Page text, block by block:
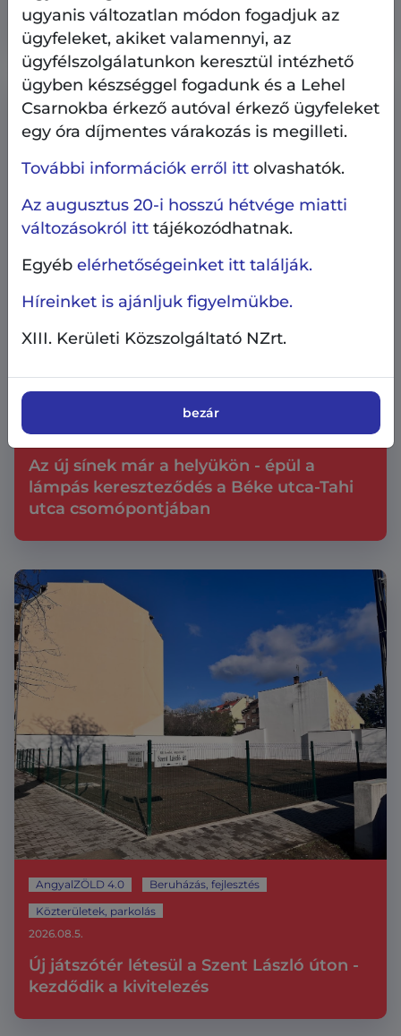
kerítése
Az új sínek már a helyükön - épül a
lámpás kereszteződés a Béke utca-Tahi
utca csomópontjában
2026.08.6.
AngyalZÖLD 4.0
Beruházás, fejlesztés
Közterületek, parkolás
Új játszótér létesül a Szent László úton -
kezdődik a kivitelezés
2026.08.5.
ugyanis változatlan módon fogadjuk az
ügyfeleket, akiket valamennyi, az
ügyfélszolgálatunkon keresztül intézhető
ügyben készséggel fogadunk és a Lehel
Csarnokba érkező autóval érkező ügyfeleket
egy óra díjmentes várakozás is megilleti.
További információk erről ittolvashatók.
Az augusztus 20-i hosszú hétvége miatti
változásokról itttájékozódhatnak.
Egyéb elérhetőségeinket itt találják.
Híreinket is ajánljuk figyelmükbe.
XIII. Kerületi Közszolgáltató NZrt.
bezár